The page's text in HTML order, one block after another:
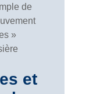
de
»
et